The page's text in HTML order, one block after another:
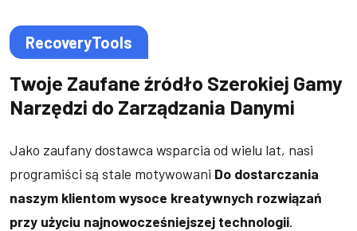
RecoveryTools
Twoje Zaufane źródło Szerokiej Gamy
Narzędzi do Zarządzania Danymi
Jako zaufany dostawca wsparcia od wielu lat, nasi
programiści są stale motywowani Do dostarczania
naszym klientom wysoce kreatywnych rozwiązań
przy użyciu najnowocześniejszej technologii.